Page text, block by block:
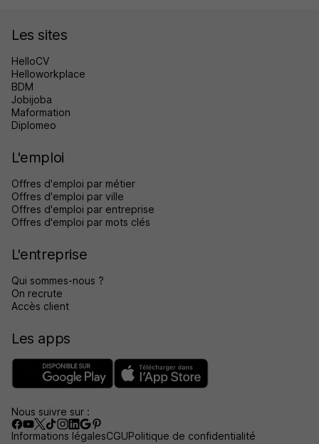
Les sites
HelloCV
Helloworkplace
BDM
Jobijoba
Maformation
Diplomeo
L'emploi
Offres d'emploi par métier
Offres d'emploi par ville
Offres d'emploi par entreprise
Offres d'emploi par mots clés
L'entreprise
Qui sommes-nous ?
On recrute
Accès client
Les apps
Nous suivre sur :
Informations légalesCGUPolitique de confidentialité